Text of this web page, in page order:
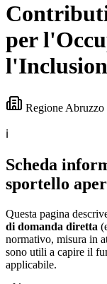
per
Regione Abruzzo
ℹ️
Scheda
sportello
Questa pagina
di domanda diretta
normativo, misura in
sono utili a capire il
applicabile.